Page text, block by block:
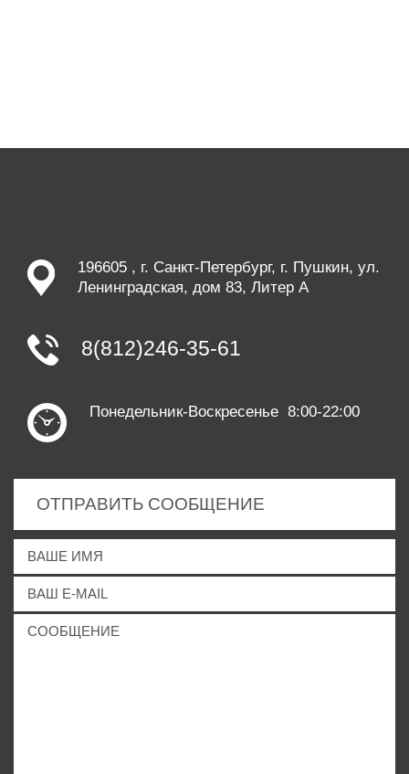
196605 , г. Санкт-Петербург, г. Пушкин, ул.
Ленинградская, дом 83, Литер А
8(812)246-35-61
Понедельник-Воскресенье 8:00-22:00
ОТПРАВИТЬ СООБЩЕНИЕ